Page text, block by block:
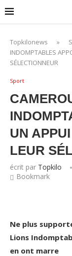
Topkilonews »
INDOMPTABLES
SÉLECTIONNEUR
Sport
UN
LEUR
écrit par Topkilo
Bookmark
Ne plus
Lions
en ont marre